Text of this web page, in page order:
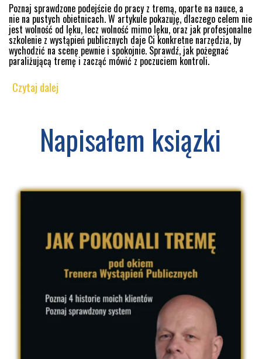
Poznaj sprawdzone podejście do pracy z tremą, oparte na nauce, a
nie na pustych obietnicach. W artykule pokazuję, dlaczego celem nie
jest wolność od lęku, lecz wolność mimo lęku, oraz jak profesjonalne
szkolenie z wystąpień publicznych daje Ci konkretne narzędzia, by
wychodzić na scenę pewnie i spokojnie. Sprawdź, jak pożegnać
paraliżującą tremę i zacząć mówić z poczuciem kontroli.
Czytaj dalej
Napisałem ksiązki